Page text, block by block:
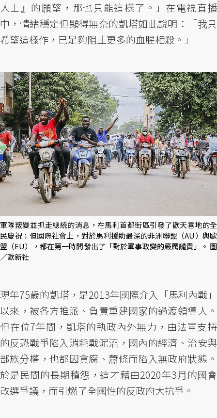
人士』的願望，那也只能這樣了。」在電視直播
中，情緒穩定但顯得無奈的凱塔如此說明：「我只
希望這樣作，已足夠阻止更多的血腥相殺。」
軍隊叛變並抓走總統的消息，在馬利首都街區引發了歡天喜地的全
民慶祝；但國際社會上，對於馬利援助最深的非洲聯盟（AU）與歐
盟（EU），都在第一時間發出了「對於軍事政變的嚴厲譴責」。 圖
／歐新社
現年75歲的凱塔，是2013年國際介入「馬利內戰」
以來，被各方推派、負責重建國家的過渡領導人。
但在位7年間，凱塔的執政內外無力，由法軍支持
的反恐戰爭陷入消耗戰泥沼，國內的經濟、治安與
部族分權，也都因貪腐、蕭條而陷入無政府狀態。
於是民間的長期積怨，這才藉由2020年3月的國會
改選爭議，而引燃了全國性的反政府大抗爭。